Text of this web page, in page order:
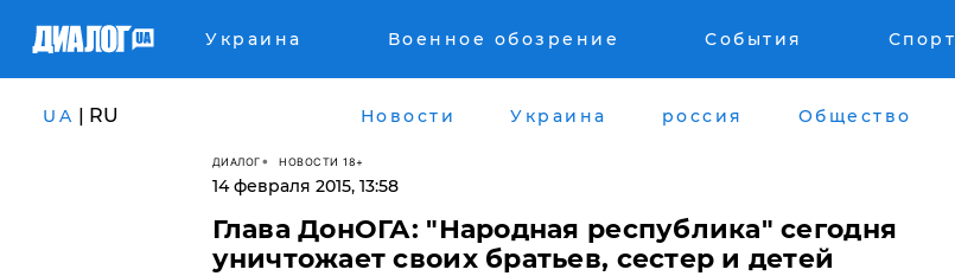
Украина Военное обозрение События Спорт
UA | RU Новости Украина россия Общество
ДИАЛОГ НОВОСТИ 18+
14 февраля 2015, 13:58
Глава ДонОГА: "Народная республика" сегодня
уничтожает своих братьев, сестер и детей